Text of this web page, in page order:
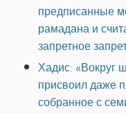
предписанные
рамадана и
запретное
Хадис: «Вокруг
присвоил даже
собранное с